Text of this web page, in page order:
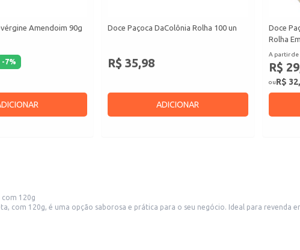
Amendoim 90g
-7%
Doce Paçoca DaColônia Rolha 100 un
R$ 35,98
ADICIONAR
Doce
Rolha
A partir de
R$
ouR$
com 120g
com 120g, é uma opção saborosa e prática para o seu negócio. Ideal para